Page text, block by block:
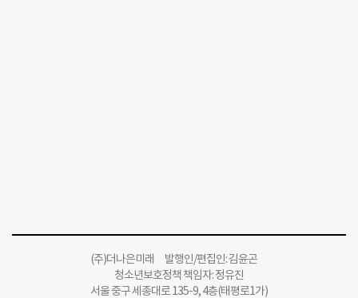
(주)더나은미래 발행인/편집인: 김윤곤
청소년보호정책 책임자: 정유진
서울 중구 세종대로 135-9, 4층(태평로1가)